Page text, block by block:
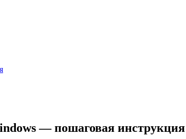
— пошаговая